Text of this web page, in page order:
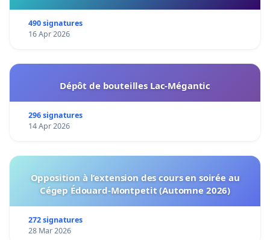
490 signatures
16 Apr 2026
Dépôt de bouteilles Lac-Mégantic
296 signatures
14 Apr 2026
Opposition à l’extension des cours en soirée au
Cégep Édouard-Montpetit (Automne 2026)
272 signatures
28 Mar 2026